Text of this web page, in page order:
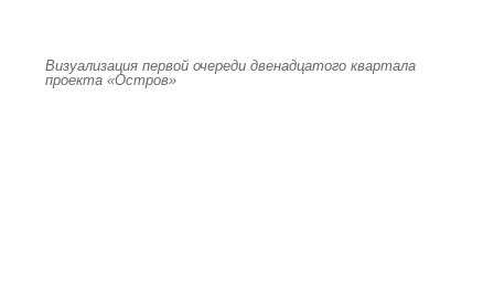
Визуализация первой очереди двенадцатого квартала
проекта «Остров»